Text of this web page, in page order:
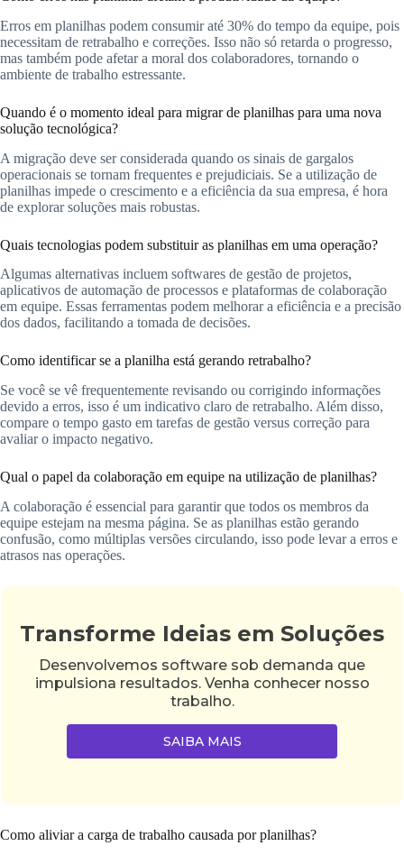
Erros em planilhas podem consumir até 30% do tempo da equipe, pois
necessitam de retrabalho e correções. Isso não só retarda o progresso,
mas também pode afetar a moral dos colaboradores, tornando o
ambiente de trabalho estressante.
Quando é o momento ideal para migrar de planilhas para uma nova
solução tecnológica?
A migração deve ser considerada quando os sinais de gargalos
operacionais se tornam frequentes e prejudiciais. Se a utilização de
planilhas impede o crescimento e a eficiência da sua empresa, é hora
de explorar soluções mais robustas.
Quais tecnologias podem substituir as planilhas em uma operação?
Algumas alternativas incluem softwares de gestão de projetos,
aplicativos de automação de processos e plataformas de colaboração
em equipe. Essas ferramentas podem melhorar a eficiência e a precisão
dos dados, facilitando a tomada de decisões.
Como identificar se a planilha está gerando retrabalho?
Se você se vê frequentemente revisando ou corrigindo informações
devido a erros, isso é um indicativo claro de retrabalho. Além disso,
compare o tempo gasto em tarefas de gestão versus correção para
avaliar o impacto negativo.
Qual o papel da colaboração em equipe na utilização de planilhas?
A colaboração é essencial para garantir que todos os membros da
equipe estejam na mesma página. Se as planilhas estão gerando
confusão, como múltiplas versões circulando, isso pode levar a erros e
atrasos nas operações.
Transforme Ideias em Soluções
Desenvolvemos software sob demanda que
impulsiona resultados. Venha conhecer nosso
trabalho.
SAIBA MAIS
Como aliviar a carga de trabalho causada por planilhas?